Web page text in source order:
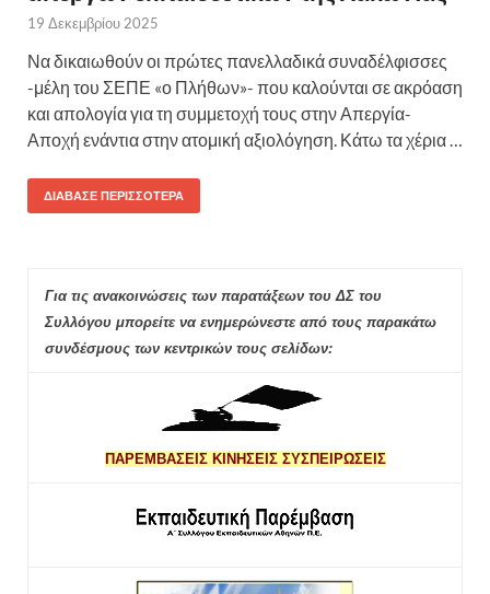
19 Δεκεμβρίου 2025
Να δικαιωθούν οι πρώτες πανελλαδικά συναδέλφισσες
-μέλη του ΣΕΠΕ «ο Πλήθων»- που καλούνται σε ακρόαση
και απολογία για τη συμμετοχή τους στην Απεργία-
Αποχή ενάντια στην ατομική αξιολόγηση. Κάτω τα χέρια …
ΔΙΆΒΑΣΕ ΠΕΡΙΣΣΌΤΕΡΑ
Για τις ανακοινώσεις των παρατάξεων του ΔΣ του
Συλλόγου μπορείτε να ενημερώνεστε από τους παρακάτω
συνδέσμους των κεντρικών τους σελίδων:
ΠΑΡΕΜΒΑΣΕΙΣ ΚΙΝΗΣΕΙΣ ΣΥΣΠΕΙΡΩΣΕΙΣ